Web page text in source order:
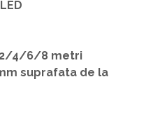
4/6/8 metri
suprafata de la